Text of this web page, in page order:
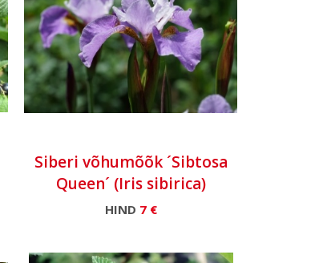
Siberi võhumõõk ´Sibtosa
Queen´ (Iris sibirica)
HIND 7 €